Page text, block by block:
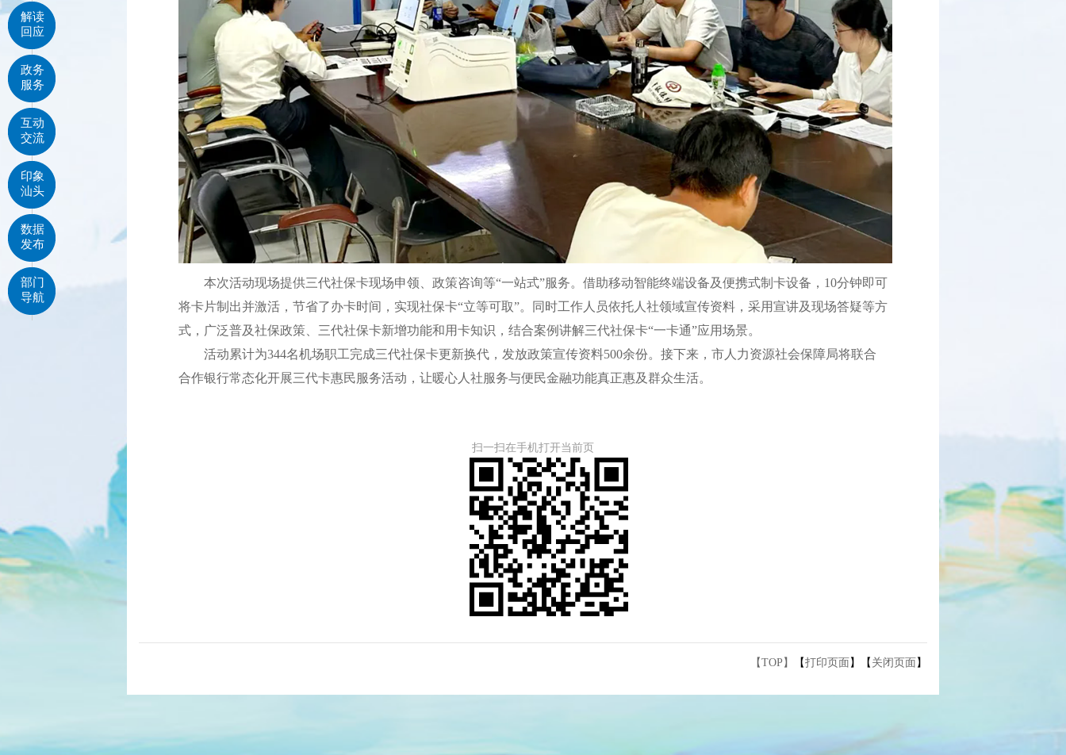
本次活动现场提供三代社保卡现场申领、政策咨询等“一站式”服务。借助移动智能终端设备及便携式制卡设备，10分钟即可
将卡片制出并激活，节省了办卡时间，实现社保卡“立等可取”。同时工作人员依托人社领域宣传资料，采用宣讲及现场答疑等方
式，广泛普及社保政策、三代社保卡新增功能和用卡知识，结合案例讲解三代社保卡“一卡通”应用场景。
活动累计为344名机场职工完成三代社保卡更新换代，发放政策宣传资料500余份。接下来，市人力资源社会保障局将联合
合作银行常态化开展三代卡惠民服务活动，让暖心人社服务与便民金融功能真正惠及群众生活。
扫一扫在手机打开当前页
【TOP】 【打印页面 】【 关闭页面 】
解读
回应
政务
服务
互动
交流
印象
汕头
数据
发布
部门
导航